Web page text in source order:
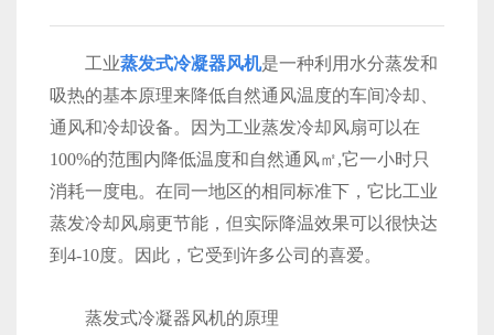
工业蒸发式冷凝器风机是一种利用水分蒸发和
吸热的基本原理来降低自然通风温度的车间冷却、
通风和冷却设备。因为工业蒸发冷却风扇可以在
100%的范围内降低温度和自然通风㎡,它一小时只
消耗一度电。在同一地区的相同标准下，它比工业
蒸发冷却风扇更节能，但实际降温效果可以很快达
到4-10度。因此，它受到许多公司的喜爱。
蒸发式冷凝器风机的原理